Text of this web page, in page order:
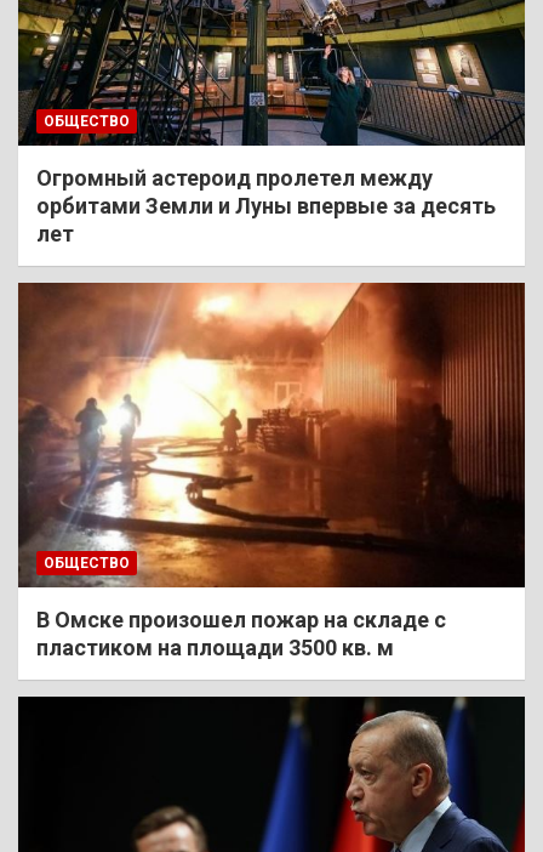
ОБЩЕСТВО
Огромный астероид пролетел между
орбитами Земли и Луны впервые за десять
лет
ОБЩЕСТВО
В Омске произошел пожар на складе с
пластиком на площади 3500 кв. м